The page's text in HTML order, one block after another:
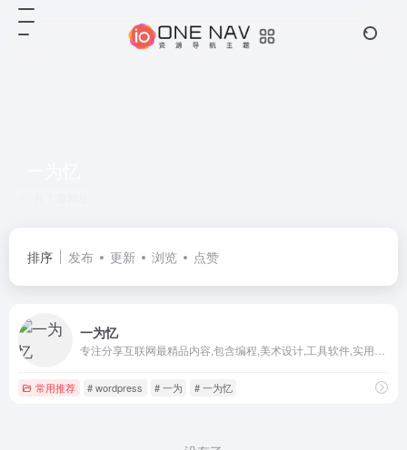
排序 发布 更新 浏览 点赞
一为忆
常用推荐 # wordpress # 一为 # 一为忆